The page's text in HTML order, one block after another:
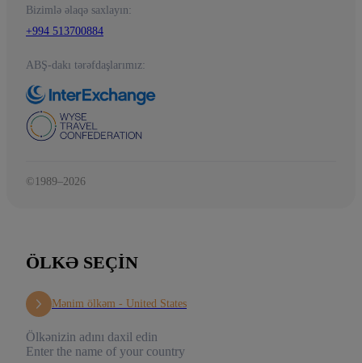
Bizimlə əlaqə saxlayın:
+994 513700884
ABŞ-dakı tərəfdaşlarımız:
©1989–2026
ÖLKƏ SEÇIN
Mənim ölkəm - United States
Ölkənizin adını daxil edin
Enter the name of your country